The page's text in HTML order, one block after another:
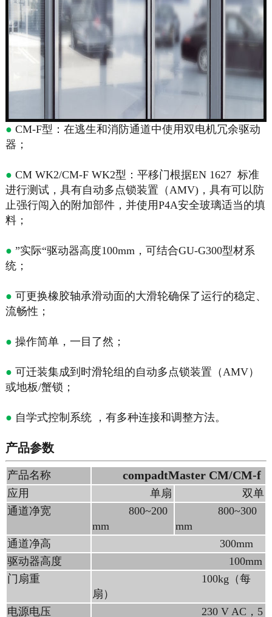
● CM-F型：在逃生和消防通道中使用双电机冗余驱动
器；
● CM WK2/CM-F WK2型：平移门根据EN 1627 标准
进行测试，具有自动多点锁装置（AMV)，具有可以防
止强行闯入的附加部件，并使用P4A安全玻璃适当的填
料；
● ”实际“驱动器高度100mm，可结合GU-G300型材系
统；
● 可更换橡胶轴承滑动面的大滑轮确保了运行的稳定、
流畅性；
● 操作简单，一目了然；
● 可迁装集成到时滑轮组的自动多点锁装置（AMV）
或地板/蟹锁；
● 自学式控制系统 ，有多种连接和调整方法。
产品参数
产品名称 compadtMaster CM/CM-f
应用 单扇
双单
通道净宽
800~200
mm
800~300
mm
通道净高
300mm
驱动器高度
100mm
门扇重
100kg（每
扇）
电源电压
230 V AC，5